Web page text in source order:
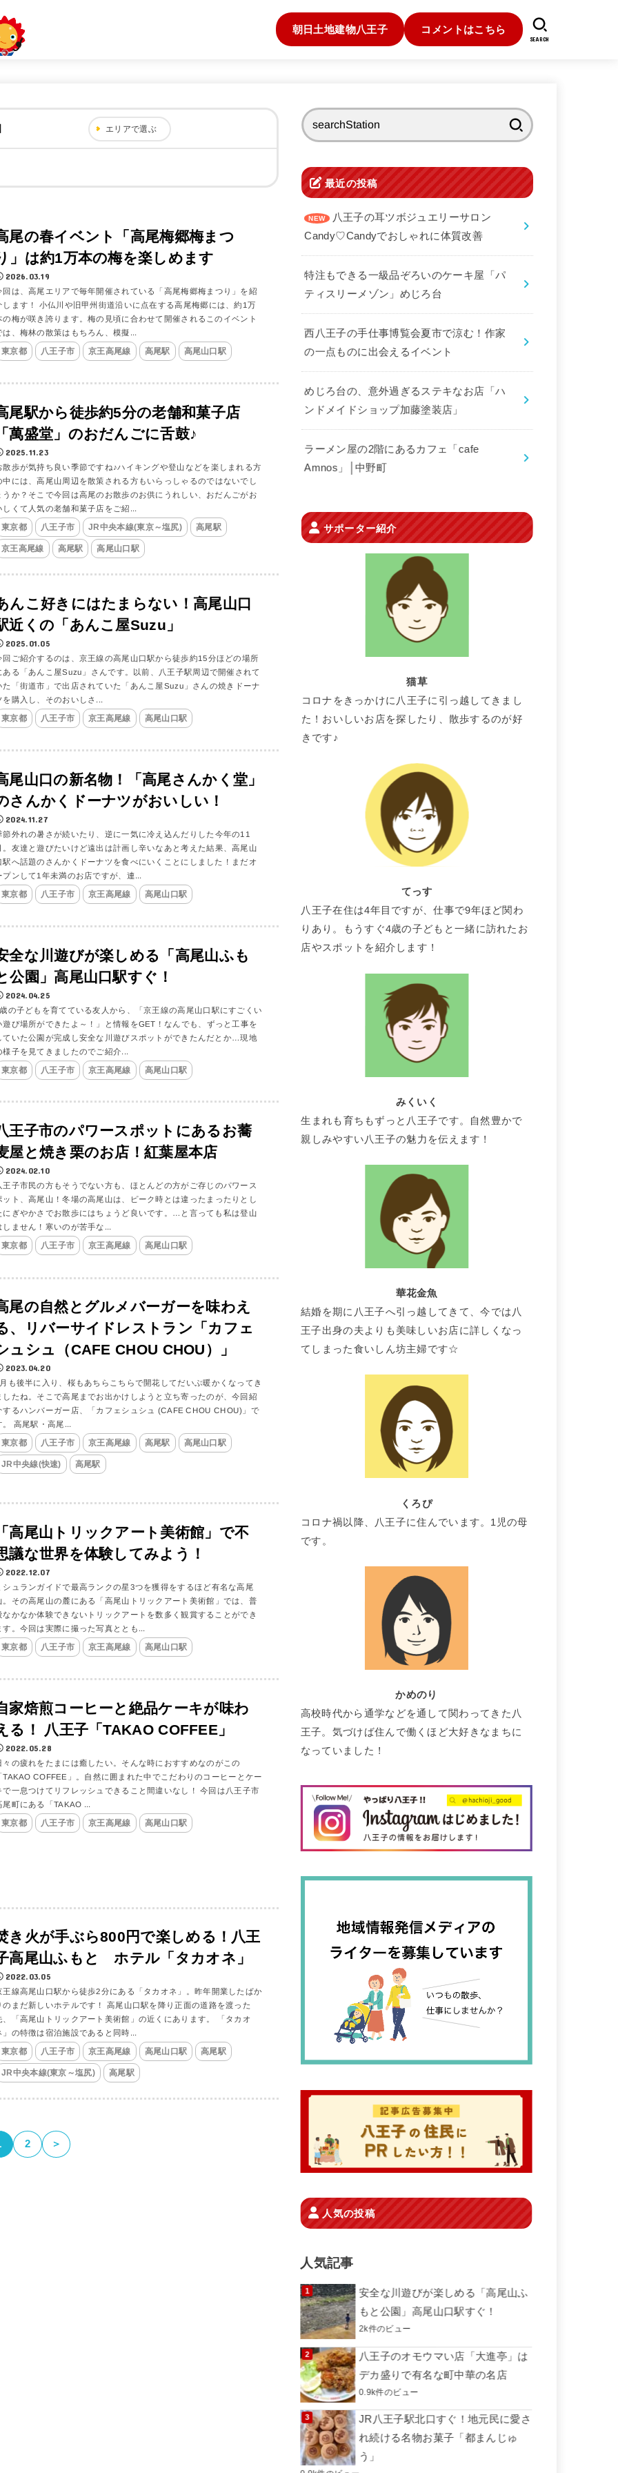
朝日土地建物八王子 コメントはこちら
SEARCH
エリアで選ぶ
尾の春イベント「高尾梅郷梅まつ
」は約1万本の梅を楽しめます
2026.03.19
回は、高尾エリアで毎年開催されている「高尾梅郷梅まつり」を紹
します！ 小仏川や旧甲州街道沿いに点在する高尾梅郷には、約1万
の梅が咲き誇ります。梅の見頃に合わせて開催されるこのイベント
は、梅林の散策はもちろん、模擬...
東京都 八王子市 京王高尾線 高尾駅 高尾山口駅
尾駅から徒歩約5分の老舗和菓子店
萬盛堂」のおだんごに舌鼓♪
2025.11.23
散歩が気持ち良い季節ですね♪ハイキングや登山などを楽しまれる方
中には、高尾山周辺を散策される方もいらっしゃるのではないでし
うか？そこで今回は高尾のお散歩のお供にうれしい、おだんごがお
しくて人気の老舗和菓子店をご紹...
東京都 八王子市 JR中央本線(東京～塩尻) 高尾駅
京王高尾線 高尾駅 高尾山口駅
んこ好きにはたまらない！高尾山口
近くの「あんこ屋Suzu」
2025.01.05
回ご紹介するのは、京王線の高尾山口駅から徒歩約15分ほどの場所
ある「あんこ屋Suzu」さんです。以前、八王子駅周辺で開催されて
た「街道市」で出店されていた「あんこ屋Suzu」さんの焼きドーナ
を購入し、そのおいしさ...
東京都 八王子市 京王高尾線 高尾山口駅
尾山口の新名物！「高尾さんかく堂」
さんかくドーナツがおいしい！
2024.11.27
節外れの暑さが続いたり、逆に一気に冷え込んだりした今年の11
。友達と遊びたいけど遠出は計画し辛いなあと考えた結果、高尾山
駅へ話題のさんかくドーナツを食べにいくことにしました！まだオ
プンして1年未満のお店ですが、連...
東京都 八王子市 京王高尾線 高尾山口駅
全な川遊びが楽しめる「高尾山ふも
公園」高尾山口駅すぐ！
2024.04.25
の子どもを育てている友人から、「京王線の高尾山口駅にすごくい
遊び場所ができたよ～！」と情報をGET！なんでも、ずっと工事を
ていた公園が完成し安全な川遊びスポットができたんだとか…現地
様子を見てきましたのでご紹介...
東京都 八王子市 京王高尾線 高尾山口駅
王子市のパワースポットにあるお蕎
屋と焼き栗のお店！紅葉屋本店
2024.02.10
王子市民の方もそうでない方も、ほとんどの方がご存じのパワース
ット、高尾山！冬場の高尾山は、ピーク時とは違ったまったりとし
にぎやかさでお散歩にはちょうど良いです。…と言っても私は登山
しません！寒いのが苦手な...
東京都 八王子市 京王高尾線 高尾山口駅
尾の自然とグルメバーガーを味わえ
、リバーサイドレストラン「カフェ
ュシュ（CAFE CHOU CHOU）」
2023.04.20
も後半に入り、桜もあちらこちらで開花してだいぶ暖かくなってき
したね。そこで高尾までお出かけしようと立ち寄ったのが、今回紹
するハンバーガー店、「カフェシュシュ (CAFE CHOU CHOU)」で
。 高尾駅・高尾...
東京都 八王子市 京王高尾線 高尾駅 高尾山口駅
JR中央線(快速) 高尾駅
高尾山トリックアート美術館」で不
議な世界を体験してみよう！
2022.12.07
シュランガイドで最高ランクの星3つを獲得をするほど有名な高尾
。その高尾山の麓にある「高尾山トリックアート美術館」では、普
なかなか体験できないトリックアートを数多く観賞することができ
す。今回は実際に撮った写真ととも...
東京都 八王子市 京王高尾線 高尾山口駅
家焙煎コーヒーと絶品ケーキが味わ
る！ 八王子「TAKAO COFFEE」
2022.05.28
々の疲れをたまには癒したい。そんな時におすすめなのがこの
TAKAO COFFEE」。自然に囲まれた中でこだわりのコーヒーとケー
で一息つけてリフレッシュできること間違いなし！ 今回は八王子市
尾町にある「TAKAO ...
東京都 八王子市 京王高尾線 高尾山口駅
き火が手ぶら800円で楽しめる！八王
高尾山ふもと ホテル「タカオネ」
2022.03.05
王線高尾山口駅から徒歩2分にある「タカオネ」。昨年開業したばか
のまだ新しいホテルです！ 高尾山口駅を降り正面の道路を渡った
、「高尾山トリックアート美術館」の近くにあります。 「タカオ
」の特徴は宿泊施設であると同時...
東京都 八王子市 京王高尾線 高尾山口駅 高尾駅
JR中央本線(東京～塩尻) 高尾駅
2 ＞
最近の投稿
八王子の耳ツボジュエリーサロン
Candy♡Candyでおしゃれに体質改善
特注もできる一級品ぞろいのケーキ屋「パ
ティスリーメゾン」めじろ台
西八王子の手仕事博覧会夏市で涼む！作家
の一点ものに出会えるイベント
めじろ台の、意外過ぎるステキなお店「ハ
ンドメイドショップ加藤塗装店」
ラーメン屋の2階にあるカフェ「cafe
Amnos」│中野町
サポーター紹介
猫草
コロナをきっかけに八王子に引っ越してきまし
た！おいしいお店を探したり、散歩するのが好
きです♪
てっす
八王子在住は4年目ですが、仕事で9年ほど関わ
りあり。もうすぐ4歳の子どもと一緒に訪れたお
店やスポットを紹介します！
みくいく
生まれも育ちもずっと八王子です。自然豊かで
親しみやすい八王子の魅力を伝えます！
華花金魚
結婚を期に八王子へ引っ越してきて、今では八
王子出身の夫よりも美味しいお店に詳しくなっ
てしまった食いしん坊主婦です☆
くろぴ
コロナ禍以降、八王子に住んでいます。1児の母
です。
かめのり
高校時代から通学などを通して関わってきた八
王子。気づけば住んで働くほど大好きなまちに
なっていました！
人気の投稿
人気記事
安全な川遊びが楽しめる「高尾山ふ
もと公園」高尾山口駅すぐ！
2k件のビュー
八王子のオモウマい店「大進亭」は
デカ盛りで有名な町中華の名店
0.9k件のビュー
JR八王子駅北口すぐ！地元民に愛さ
れ続ける名物お菓子「都まんじゅ
う」